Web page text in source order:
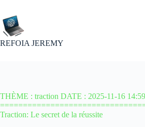
contenu
REFOIA JEREMY
THÈME : traction DATE : 2025-11-16
Traction: Le secret de la réussite